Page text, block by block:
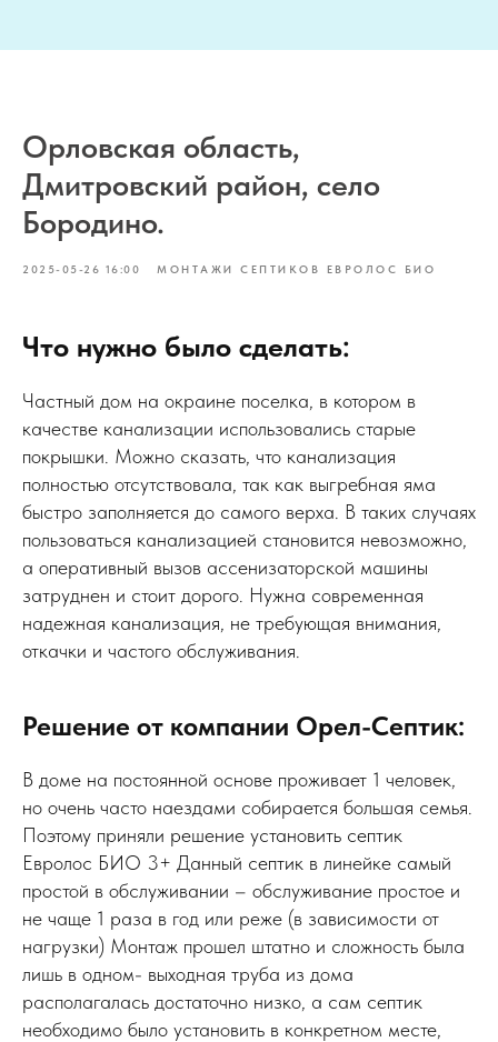
Орловская область,
Дмитровский район, село
Бородино.
2025-05-26 16:00 МОНТАЖИ СЕПТИКОВ ЕВРОЛОС БИО
Что нужно было сделать:
Частный дом на окраине поселка, в котором в
качестве канализации использовались старые
покрышки. Можно сказать, что канализация
полностью отсутствовала, так как выгребная яма
быстро заполняется до самого верха. В таких случаях
пользоваться канализацией становится невозможно,
а оперативный вызов ассенизаторской машины
затруднен и стоит дорого. Нужна современная
надежная канализация, не требующая внимания,
откачки и частого обслуживания.
Решение от компании Орел-Септик:
В доме на постоянной основе проживает 1 человек,
но очень часто наездами собирается большая семья.
Поэтому приняли решение установить септик
Евролос БИО 3+ Данный септик в линейке самый
простой в обслуживании – обслуживание простое и
не чаще 1 раза в год или реже (в зависимости от
нагрузки) Монтаж прошел штатно и сложность была
лишь в одном- выходная труба из дома
располагалась достаточно низко, а сам септик
необходимо было установить в конкретном месте,